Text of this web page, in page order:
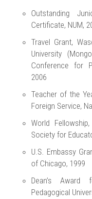
Outstanding
Certificate, NUM,
Travel Grant,
University
Conference for
2006
Teacher of the
Foreign Service,
World
Society for
U.S. Embassy
of Chicago, 1999
Dean’s Award
Pedagogical